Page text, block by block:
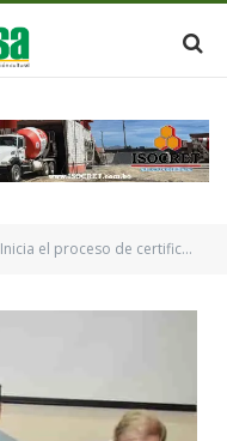
Inicia el proceso de certificación internacional de la carrera de Ingeniería Agropecuaria Muyurina en Montero